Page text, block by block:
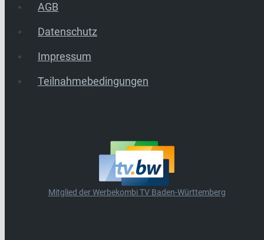
AGB
Datenschutz
Impressum
Teilnahmebedingungen
Mitglied der Werbekombi TV Baden-Württemberg